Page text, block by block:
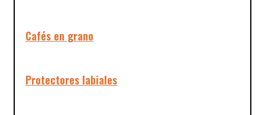
Cafés en grano
Protectores labiales